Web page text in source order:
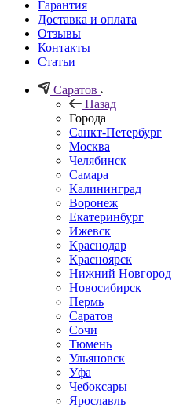
Гарантия
Доставка и оплата
Отзывы
Контакты
Статьи
Саратов
Назад
Города
Санкт-Петербург
Москва
Челябинск
Самара
Калининград
Воронеж
Екатеринбург
Ижевск
Краснодар
Красноярск
Нижний Новгород
Новосибирск
Пермь
Саратов
Сочи
Тюмень
Ульяновск
Уфа
Чебоксары
Ярославль